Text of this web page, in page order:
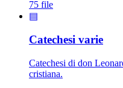
75 file
▤
Catechesi varie
Catechesi di don
cristiana.